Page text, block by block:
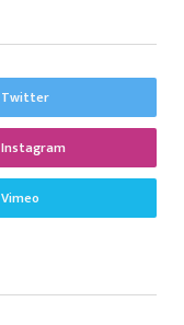
Twitter
Instagram
Vimeo